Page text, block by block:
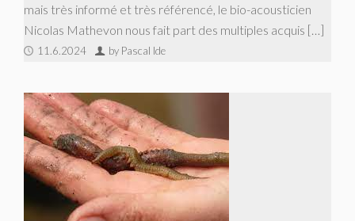
mais très informé et très référencé, le bio-acousticien
Nicolas Mathevon nous fait part des multiples acquis […]
11.6.2024 by Pascal Ide